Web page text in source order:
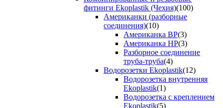
фитинги Ekoplastik (Чехия)(100)
Американки (разборные
соединения)(10)
Американка ВР(3)
Американка НР(3)
Разборное соединение
труба-труба(4)
Водорозетки Ekoplastik(12)
Водорозетка внутренняя
Ekoplastik(1)
Водорозетка с креплением
Ekoplastik(5)